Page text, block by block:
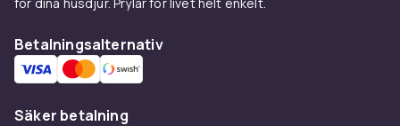
Betalningsalternativ
Säker betalning